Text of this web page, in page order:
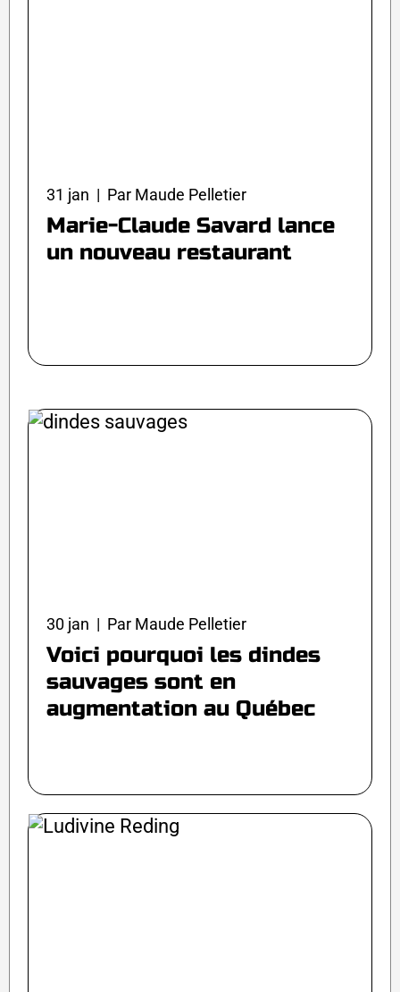
31 jan | Par Maude Pelletier
Marie-Claude Savard lance
un nouveau restaurant
30 jan | Par Maude Pelletier
Voici pourquoi les dindes
sauvages sont en
augmentation au Québec